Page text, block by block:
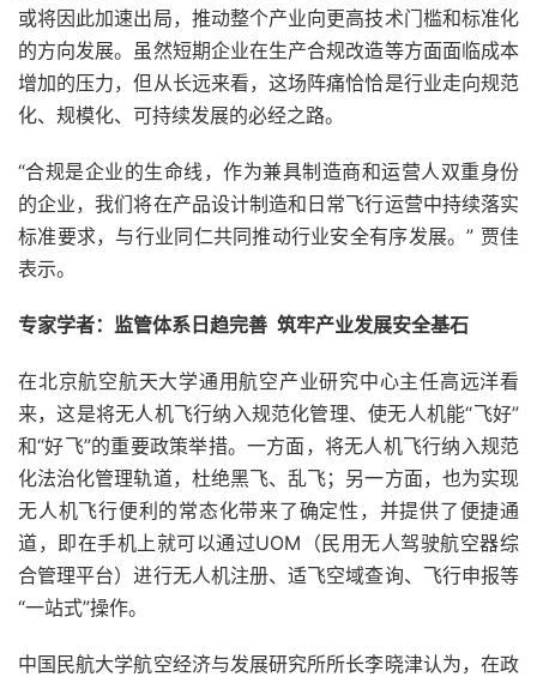
或将因此加速出局，推动整个产业向更高技术门槛和标准化
的方向发展。虽然短期企业在生产合规改造等方面面临成本
增加的压力，但从长远来看，这场阵痛恰恰是行业走向规范
化、规模化、可持续发展的必经之路。
“合规是企业的生命线，作为兼具制造商和运营人双重身份
的企业，我们将在产品设计制造和日常飞行运营中持续落实
标准要求，与行业同仁共同推动行业安全有序发展。” 贾佳
表示。
专家学者：监管体系日趋完善 筑牢产业发展安全基石
在北京航空航天大学通用航空产业研究中心主任高远洋看
来，这是将无人机飞行纳入规范化管理、使无人机能“飞好”
和“好飞”的重要政策举措。一方面，将无人机飞行纳入规范
化法治化管理轨道，杜绝黑飞、乱飞；另一方面，也为实现
无人机飞行便利的常态化带来了确定性，并提供了便捷通
道，即在手机上就可以通过UOM（民用无人驾驶航空器综
合管理平台）进行无人机注册、适飞空域查询、飞行申报等
“一站式”操作。
中国民航大学航空经济与发展研究所所长李晓津认为，在政